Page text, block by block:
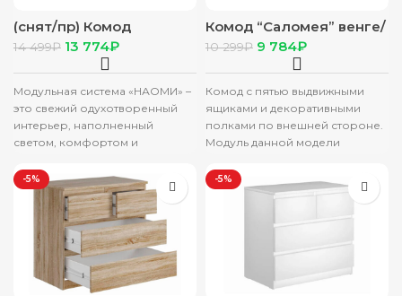
(снят/пр) Комод
“Наоми”КМ-10 дуб
каньон/графит
14 499₽ 13 774₽
Модульная система «НАОМИ» –
это свежий одухотворенный
интерьер, наполненный
светом, комфортом и
Уникальная геометрия
фрезерованных фасадов
создает атмосферу ультра-
современности
Комод “Саломея” венге/
лоредо
10 299₽ 9 784₽
Комод с пятью выдвижными
ящиками и декоративными
полками по внешней стороне.
Модуль данной модели
на правую, так
-5% -5%